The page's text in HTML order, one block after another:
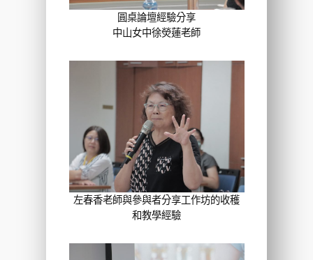
圓桌論壇經驗分享
中山女中徐熒蓮老師
左春香老師與參與者分享工作坊的收穫
和教學經驗